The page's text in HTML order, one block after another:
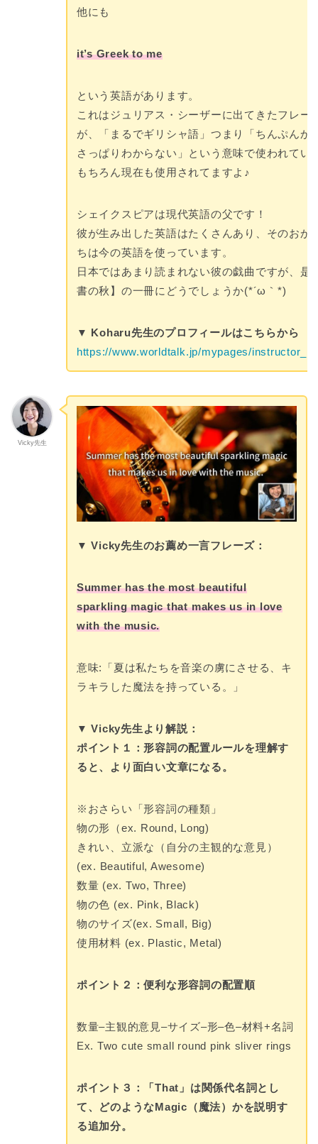
他にも
it’s Greek to me
という英語があります。
これはジュリアス・シーザーに出てきたフレー
が、「まるでギリシャ語」つまり「ちんぷんか
さっぱりわからない」という意味で使われてい
もちろん現在も使用されてますよ♪
シェイクスピアは現代英語の父です！
彼が生み出した英語はたくさんあり、そのおか
ちは今の英語を使っています。
日本ではあまり読まれない彼の戯曲ですが、是
書の秋】の一冊にどうでしょうか(*´ω｀*)
▼ Koharu先生のプロフィールはこちらから
https://www.worldtalk.jp/mypages/
Vicky先生
▼ Vicky先生のお薦め一言フレーズ：
Summer has the most beautiful
sparkling magic that makes us in love
with the music.
意味:「夏は私たちを音楽の虜にさせる、キ
ラキラした魔法を持っている。」
▼ Vicky先生より解説：
ポイント１：形容詞の配置ルールを理解す
ると、より面白い文章になる。
※おさらい「形容詞の種類」
物の形（ex. Round, Long)
きれい、立派な（自分の主観的な意見）
(ex. Beautiful, Awesome)
数量 (ex. Two, Three)
物の色 (ex. Pink, Black)
物のサイズ(ex. Small, Big)
使用材料 (ex. Plastic, Metal)
ポイント２：便利な形容詞の配置順
数量–主観的意見–サイズ–形–色–材料+名詞
Ex. Two cute small round pink sliver rings
ポイント３：「That」は関係代名詞とし
て、どのようなMagic（魔法）かを説明す
る追加分。